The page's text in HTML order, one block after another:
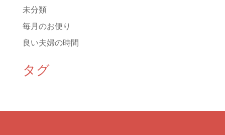
未分類
毎月のお便り
良い夫婦の時間
タグ